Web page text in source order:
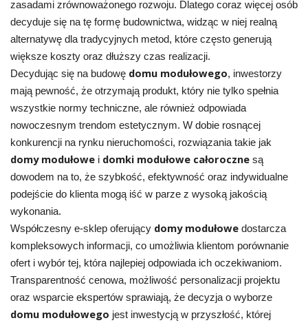
zasadami zrównoważonego rozwoju. Dlatego coraz więcej osób
decyduje się na tę formę budownictwa, widząc w niej realną
alternatywę dla tradycyjnych metod, które często generują
większe koszty oraz dłuższy czas realizacji.
Decydując się na budowę domu modułowego, inwestorzy
mają pewność, że otrzymają produkt, który nie tylko spełnia
wszystkie normy techniczne, ale również odpowiada
nowoczesnym trendom estetycznym. W dobie rosnącej
konkurencji na rynku nieruchomości, rozwiązania takie jak
domy modułowei domki modułowe całorocznesą
dowodem na to, że szybkość, efektywność oraz indywidualne
podejście do klienta mogą iść w parze z wysoką jakością
wykonania.
Współczesny e-sklep oferujący domy modułowedostarcza
kompleksowych informacji, co umożliwia klientom porównanie
ofert i wybór tej, która najlepiej odpowiada ich oczekiwaniom.
Transparentność cenowa, możliwość personalizacji projektu
oraz wsparcie ekspertów sprawiają, że decyzja o wyborze
domu modułowego jest inwestycją w przyszłość, której